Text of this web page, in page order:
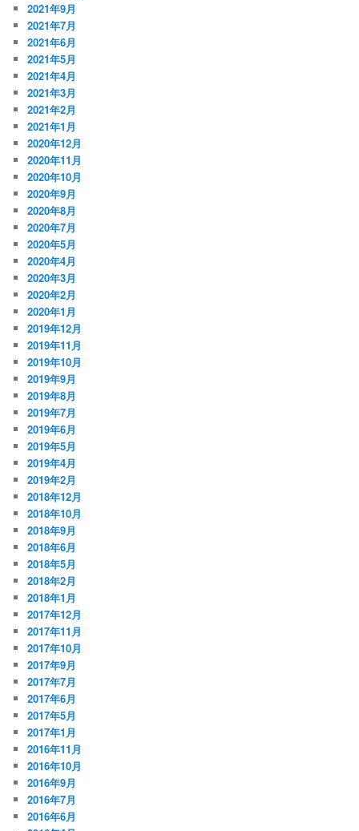
2021年9月
2021年7月
2021年6月
2021年5月
2021年4月
2021年3月
2021年2月
2021年1月
2020年12月
2020年11月
2020年10月
2020年9月
2020年8月
2020年7月
2020年5月
2020年4月
2020年3月
2020年2月
2020年1月
2019年12月
2019年11月
2019年10月
2019年9月
2019年8月
2019年7月
2019年6月
2019年5月
2019年4月
2019年2月
2018年12月
2018年10月
2018年9月
2018年6月
2018年5月
2018年2月
2018年1月
2017年12月
2017年11月
2017年10月
2017年9月
2017年7月
2017年6月
2017年5月
2017年1月
2016年11月
2016年10月
2016年9月
2016年7月
2016年6月